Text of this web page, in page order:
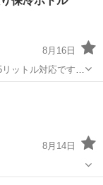
8月16日
ットル対応です。
剤も取り外しでき
8月14日